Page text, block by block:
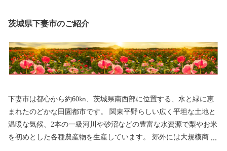
茨城県下妻市のご紹介
下妻市は都心から約60㎞、茨城県南西部に位置する、水と緑に恵
まれたのどかな田園都市です。 関東平野らしい広く平坦な土地と
温暖な気候、2本の一級河川や砂沼などの豊富な水資源で梨やお米
を初めとした各種農産物を生産しています。 郊外には大規模商業